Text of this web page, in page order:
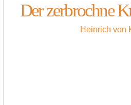
Der zerbrochne
Heinrich von